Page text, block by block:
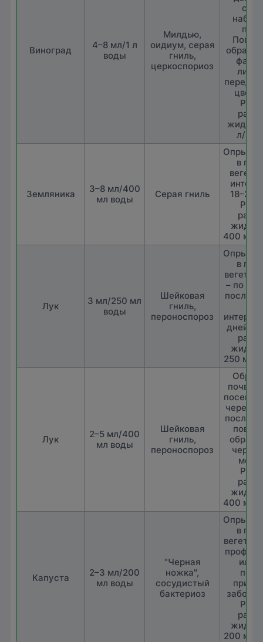
Виноград
4–8 мл/1 л
воды
Милдью,
оидиум, серая
гниль,
церкоспориоз
фазу
перед и
л/10
Земляника
3–8 мл/400
мл воды
Серая гниль
в
18–20
400 мл/
Лук
3 мл/250 мл
воды
Шейковая
гниль,
пероноспороз
в
– по
дней.
250 мл/
Лук
2–5 мл/400
мл воды
Шейковая
гниль,
пероноспороз
почвы
через
после
через
400 мл/
Капуста
2–3 мл/200
мл воды
"Черная
ножка",
сосудистый
бактериоз
в
или
200 мл/